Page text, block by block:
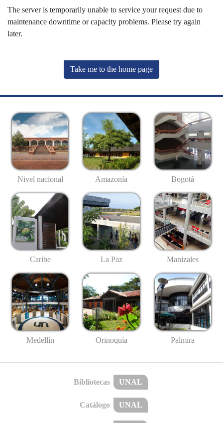
The server is temporarily unable to service your request due to
maintenance downtime or capacity problems. Please try again
later.
Take me to the home page
Nivel nacional Amazonía Bogotá
Caribe La Paz Manizales
Medellín Orinoquía Palmira
Bibliotecas UNAL
Catálogo UNAL